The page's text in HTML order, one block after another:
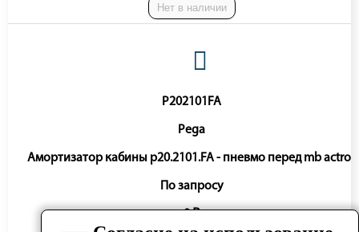
Нет в наличии
P202101FA
Pega
Амортизатор кабины p20.2101.FA - пневмо перед mb actros
По запросу
0 ₽